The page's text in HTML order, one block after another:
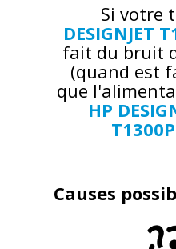
Si votre
DESIGNJET
fait du bruit
(quand est
que
HP
Causes